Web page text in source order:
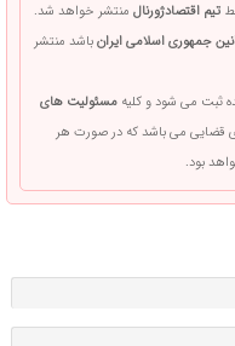
تیم اقتصادژورنالمنتشر خواهد شد.
جمهوری اسلامی ایرانباشد منتشر
ثبت می شود و کلیهمسئولیت های
قضایی می باشد که در صورت هر
بود.